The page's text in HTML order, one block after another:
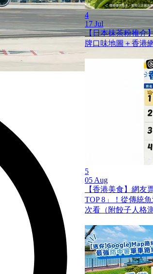
4
17 Jul
【日本抹茶粉推介
牌口味地圖＋香港
5
05 Aug
【香港美食】網友
TOP 8」！從傳統
次看（附餃子人格